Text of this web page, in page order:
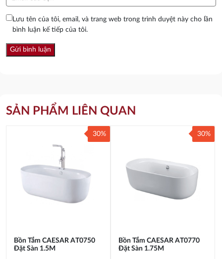
Lưu tên của tôi, email, và trang web trong trình duyệt này cho lần
bình luận kế tiếp của tôi.
SẢN PHẨM LIÊN QUAN
Bồn Tắm CAESAR AT0750
Đặt Sàn 1.5M
30%
Bồn Tắm CAESAR AT0770
Đặt Sàn 1.75M
30%